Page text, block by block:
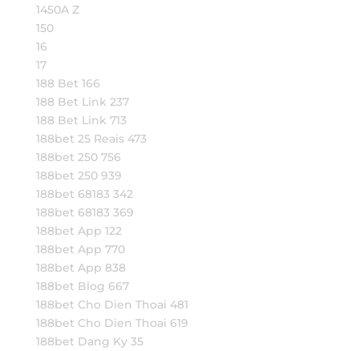
1450A Z
150
16
17
188 Bet 166
188 Bet Link 237
188 Bet Link 713
188bet 25 Reais 473
188bet 250 756
188bet 250 939
188bet 68183 342
188bet 68183 369
188bet App 122
188bet App 770
188bet App 838
188bet Blog 667
188bet Cho Dien Thoai 481
188bet Cho Dien Thoai 619
188bet Dang Ky 35